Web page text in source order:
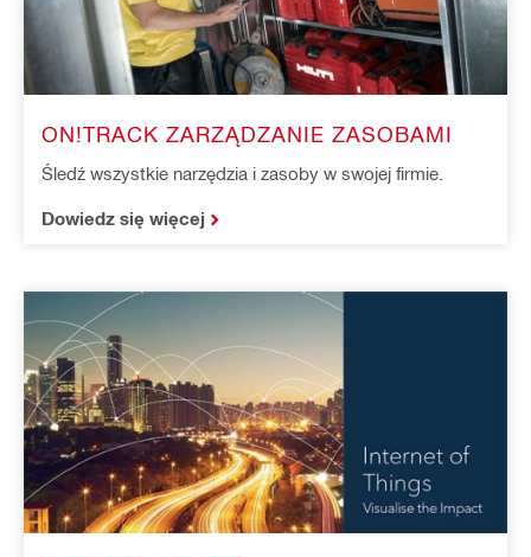
ON!TRACK ZARZĄDZANIE ZASOBAMI
Śledź wszystkie narzędzia i zasoby w swojej firmie.
Dowiedz się więcej